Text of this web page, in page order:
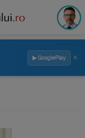
▶ GooglePlay ×